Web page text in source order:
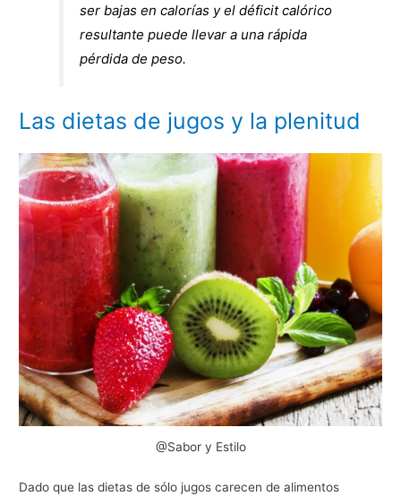
ser bajas en calorías y el déficit calórico
resultante puede llevar a una rápida
pérdida de peso.
Las dietas de jugos y la plenitud
@Sabor y Estilo
Dado que las dietas de sólo jugos carecen de alimentos